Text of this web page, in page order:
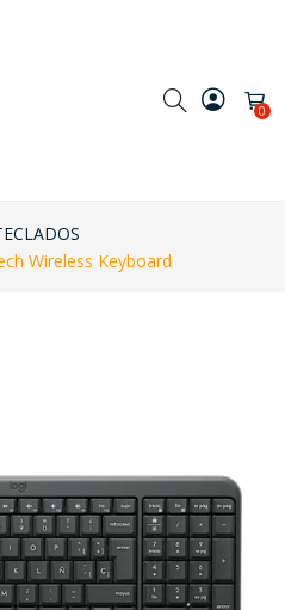
0
Wireless Keyboard